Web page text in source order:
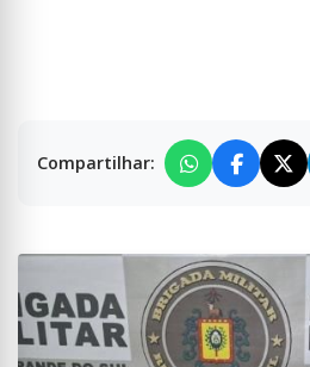
Compartilhar: